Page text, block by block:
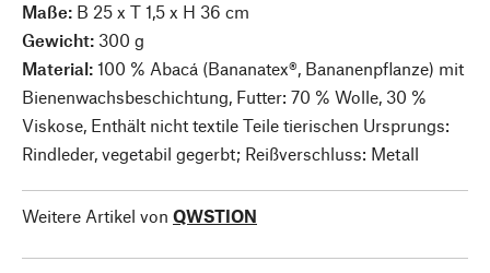
Maße: B 25 x T 1,5 x H 36 cm
Gewicht: 300 g
Material: 100 % Abacá (Bananatex®, Bananenpflanze) mit
Bienenwachsbeschichtung, Futter: 70 % Wolle, 30 %
Viskose, Enthält nicht textile Teile tierischen Ursprungs:
Rindleder, vegetabil gegerbt; Reißverschluss: Metall
Weitere Artikel von QWSTION